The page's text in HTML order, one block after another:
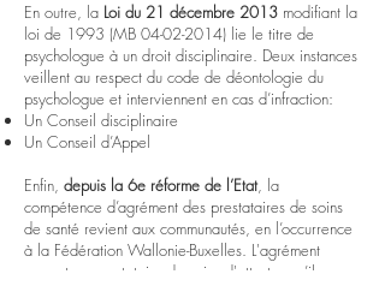
En outre, la Loi du 21 décembre 2013 modifiant la
loi de 1993 (MB 04-02-2014) lie le titre de
psychologue à un droit disciplinaire. Deux instances
veillent au respect du code de déontologie du
psychologue et interviennent en cas d’infraction:
Un Conseil disciplinaire
Un Conseil d’Appel
Enfin, depuis la 6e réforme de l’Etat, la
compétence d’agrément des prestataires de soins
de santé revient aux communautés, en l’occurrence
à la Fédération Wallonie-Buxelles. L'agrément
permet au prestataire de soins d'attester qu’il